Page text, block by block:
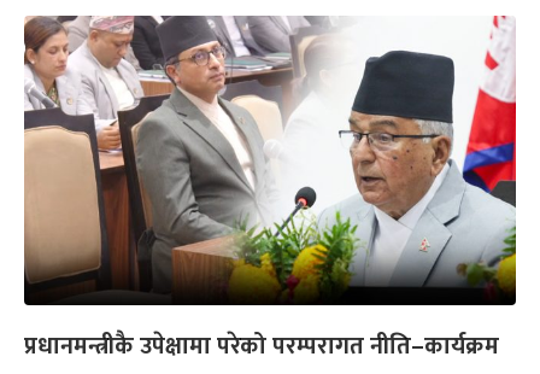
प्रधानमन्त्रीकै उपेक्षामा परेको परम्परागत नीति–कार्यक्रम